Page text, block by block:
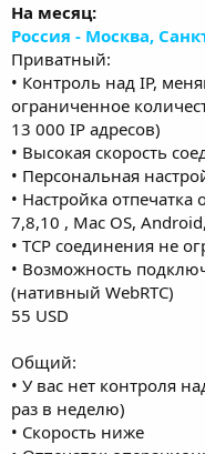
На месяц:
Россия - Москва,
Приватный:
• Контроль над IP,
ограниченное
13 000 IP адресов)
• Высокая скорость
• Персональная
• Настройка
7,8,10 , Mac OS,
• TCP соединения не
• Возможность
(нативный WebRTC)
55 USD
Общий:
• У вас нет контроля
раз в неделю)
• Cкорость ниже